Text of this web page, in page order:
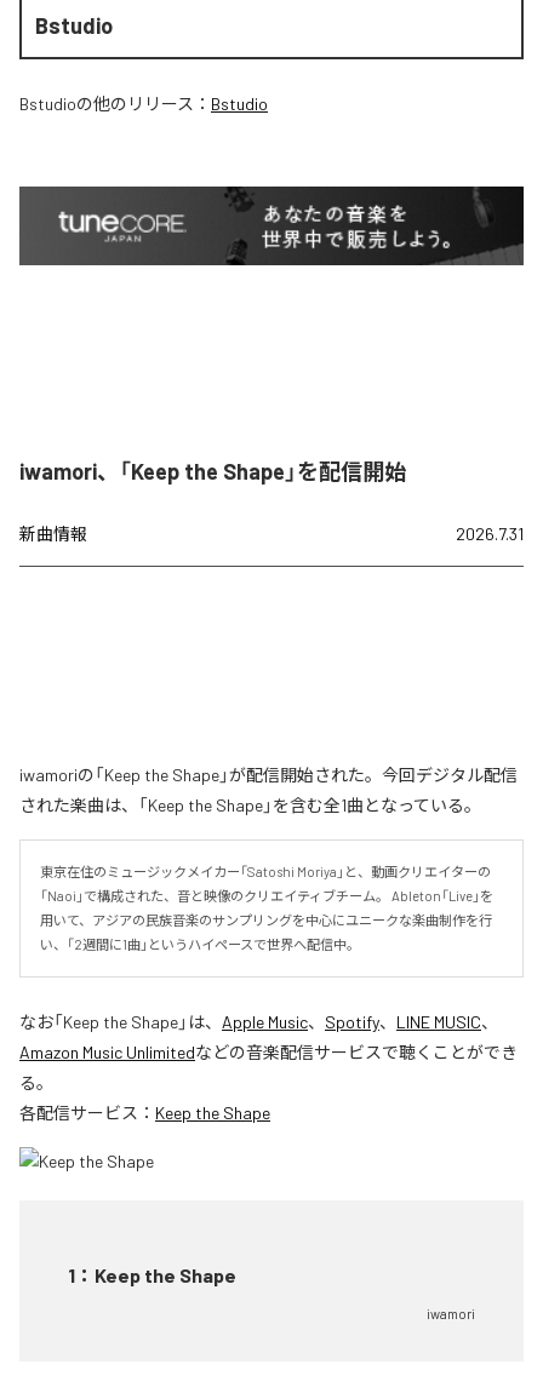
Bstudio
Bstudioの他のリリース： Bstudio
iwamori、「Keep the Shape」を配信開始
新曲情報 2026.7.31
iwamoriの「Keep the Shape」が配信開始された。今回デジタル配信
された楽曲は、「Keep the Shape」を含む全1曲となっている。
東京在住のミュージックメイカー「Satoshi Moriya」と、動画クリエイターの
「Naoi」で構成された、音と映像のクリエイティブチーム。 Ableton「Live」を
用いて、アジアの民族音楽のサンプリングを中心にユニークな楽曲制作を行
い、「2週間に1曲」というハイペースで世界へ配信中。
なお「Keep the Shape」は、 Apple Music、 Spotify、 LINE MUSIC、
Amazon Music Unlimitedなどの音楽配信サービスで聴くことができ
る。
各配信サービス： Keep the Shape
1 ： Keep the Shape
iwamori